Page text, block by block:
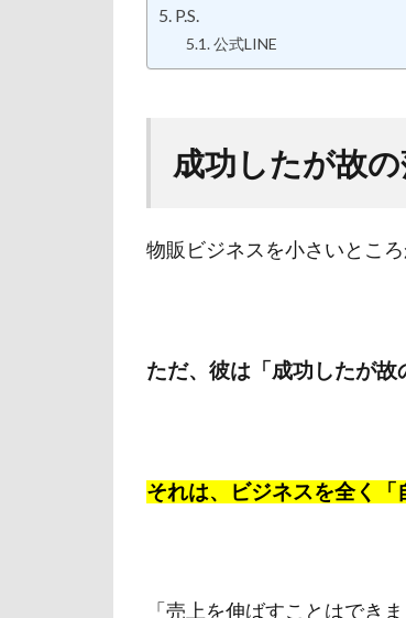
P.S.
公式LINE
成功したが故
物販ビジネスを小さいとこ
ただ、彼は「成功したが故
それは、ビジネスを全く「
「売上を伸ばすことはでき